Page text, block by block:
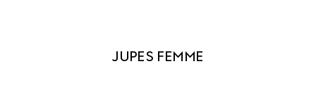
JUPES FEMME